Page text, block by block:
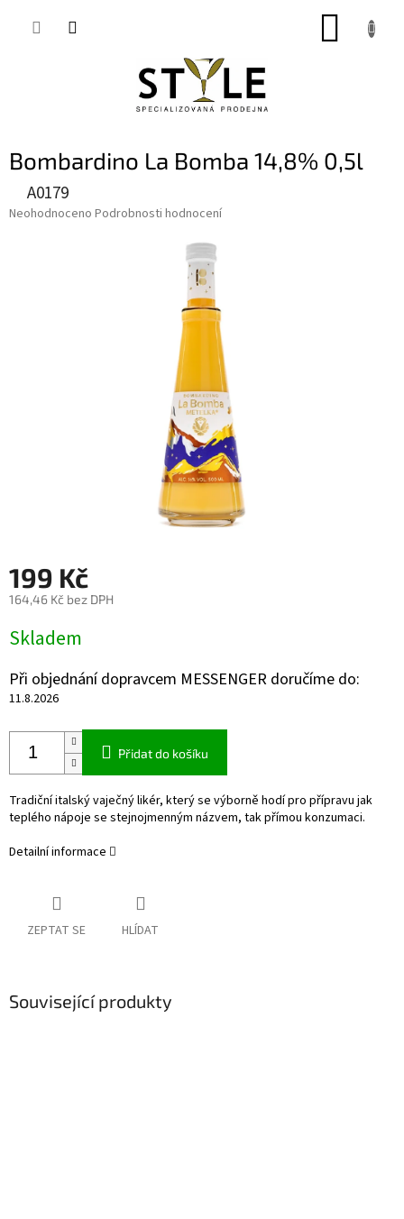
Bombardino La Bomba 14,8% 0,5l
A0179
Průměrné
Neohodnoceno Podrobnosti hodnocení
199 Kč
164,46 Kč bez DPH
cena:
Skladem
Při objednání dopravcem MESSENGER doručíme do:
11.8.2026
Přidat do košíku
Tradiční italský vaječný likér, který se výborně hodí pro přípravu jak
teplého nápoje se stejnojmenným názvem, tak přímou konzumaci.
Detailní informace
ZEPTAT SE HLÍDAT
Související produkty